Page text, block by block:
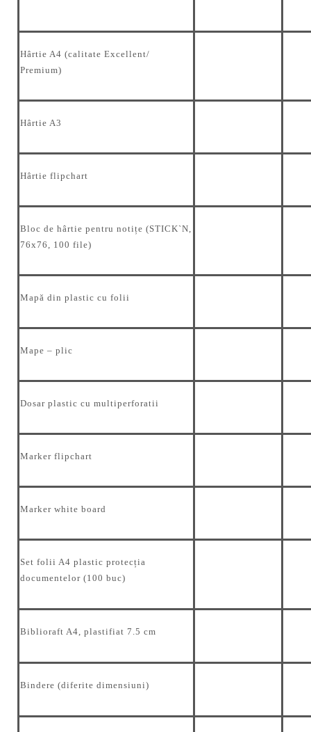
Hârtie A4 (calitate Excellent/
Premium)
Hârtie A3
Hârtie flipchart
Bloc de hârtie pentru notițe (STICK`N,
76x76, 100 file)
Mapă din plastic cu folii
Mape – plic
Dosar plastic cu multiperforatii
Marker flipchart
Marker white board
Set folii A4 plastic protecția
documentelor (100 buc)
Biblioraft A4, plastifiat 7.5 cm
Bindere (diferite dimensiuni)